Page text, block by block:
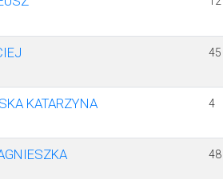
45
KATARZYNA 4
48